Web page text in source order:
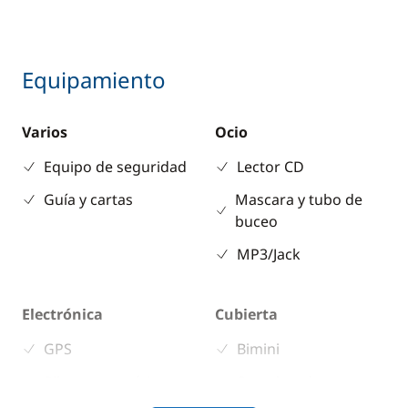
Equipamiento
Varios
Equipo de seguridad
Guía y cartas
Ocio
Lector CD
Mascara y tubo de
buceo
MP3/Jack
Electrónica
GPS
Cubierta
Bimini